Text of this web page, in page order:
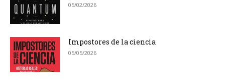
05/02/2026
Impostores de la ciencia
05/05/2026